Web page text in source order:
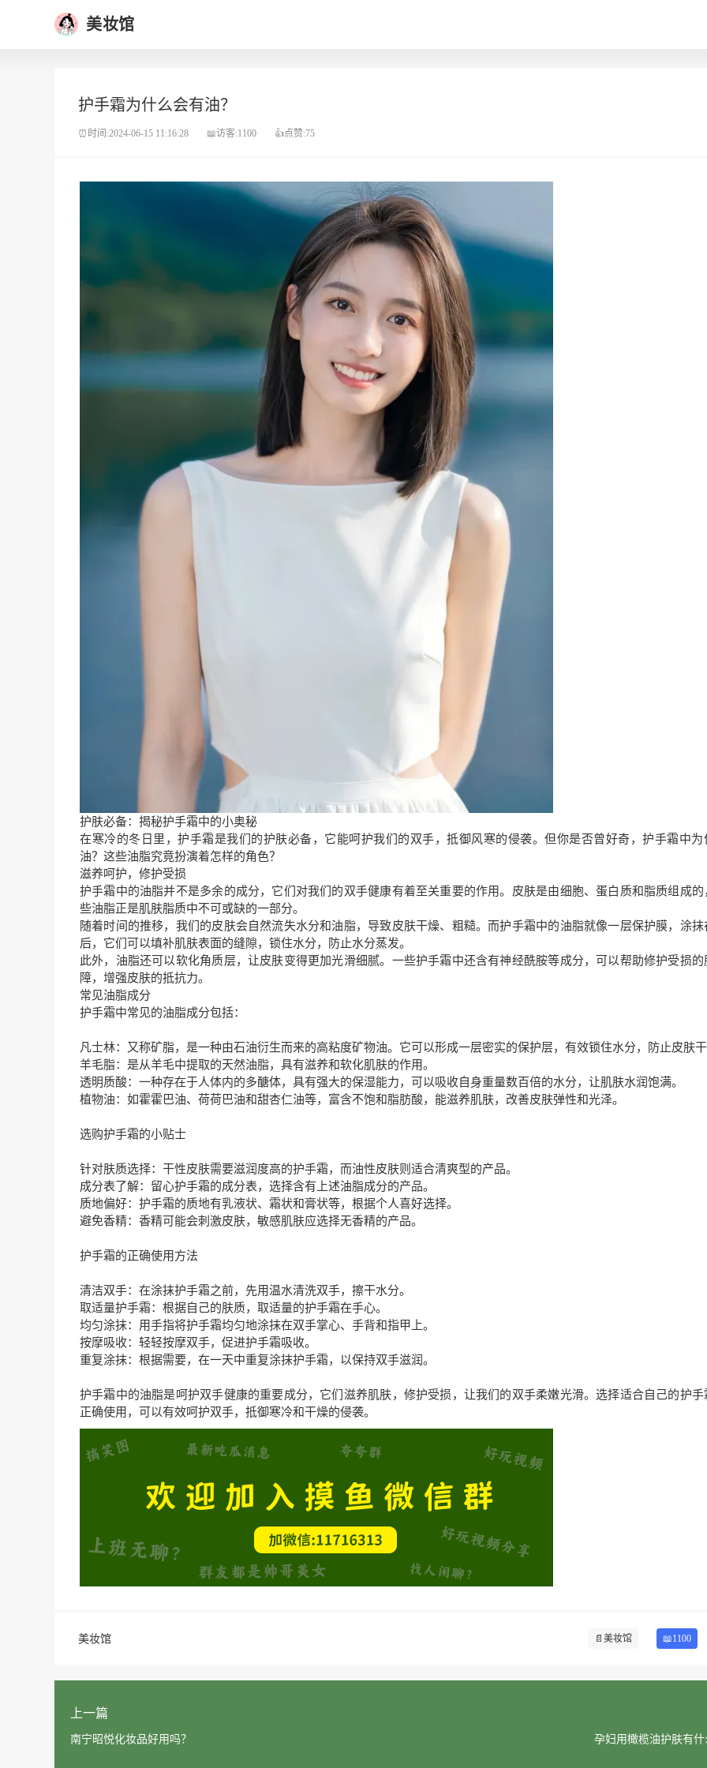
美妆馆
护手霜为什么会有油？
⏰时间:2024-06-15 11:16:28 📖访客:1100 👍点赞:75
护肤必备：揭秘护手霜中的小奥秘
在寒冷的冬日里，护手霜是我们的护肤必备，它能呵护我们的双手，抵御风寒的侵袭。但你是否曾好奇，护手霜中为
油？这些油脂究竟扮演着怎样的角色？
滋养呵护，修护受损
护手霜中的油脂并不是多余的成分，它们对我们的双手健康有着至关重要的作用。皮肤是由细胞、蛋白质和脂质组成的
些油脂正是肌肤脂质中不可或缺的一部分。
随着时间的推移，我们的皮肤会自然流失水分和油脂，导致皮肤干燥、粗糙。而护手霜中的油脂就像一层保护膜，涂抹
后，它们可以填补肌肤表面的缝隙，锁住水分，防止水分蒸发。
此外，油脂还可以软化角质层，让皮肤变得更加光滑细腻。一些护手霜中还含有神经酰胺等成分，可以帮助修护受损的
障，增强皮肤的抵抗力。
常见油脂成分
护手霜中常见的油脂成分包括：
凡士林：又称矿脂，是一种由石油衍生而来的高粘度矿物油。它可以形成一层密实的保护层，有效锁住水分，防止皮肤
羊毛脂：是从羊毛中提取的天然油脂，具有滋养和软化肌肤的作用。
透明质酸：一种存在于人体内的多醣体，具有强大的保湿能力，可以吸收自身重量数百倍的水分，让肌肤水润饱满。
植物油：如霍霍巴油、荷荷巴油和甜杏仁油等，富含不饱和脂肪酸，能滋养肌肤，改善皮肤弹性和光泽。
选购护手霜的小贴士
针对肤质选择：干性皮肤需要滋润度高的护手霜，而油性皮肤则适合清爽型的产品。
成分表了解：留心护手霜的成分表，选择含有上述油脂成分的产品。
质地偏好：护手霜的质地有乳液状、霜状和膏状等，根据个人喜好选择。
避免香精：香精可能会刺激皮肤，敏感肌肤应选择无香精的产品。
护手霜的正确使用方法
清洁双手：在涂抹护手霜之前，先用温水清洗双手，擦干水分。
取适量护手霜：根据自己的肤质，取适量的护手霜在手心。
均匀涂抹：用手指将护手霜均匀地涂抹在双手掌心、手背和指甲上。
按摩吸收：轻轻按摩双手，促进护手霜吸收。
重复涂抹：根据需要，在一天中重复涂抹护手霜，以保持双手滋润。
护手霜中的油脂是呵护双手健康的重要成分，它们滋养肌肤，修护受损，让我们的双手柔嫩光滑。选择适合自己的护手
正确使用，可以有效呵护双手，抵御寒冷和干燥的侵袭。
美妆馆 📄 美妆馆 📖1100
上一篇
南宁昭悦化妆品好用吗？ 孕妇用橄榄油护肤有